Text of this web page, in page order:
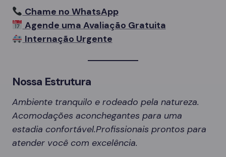
Chame no WhatsApp
Agende uma Avaliação Gratuita
Internação Urgente
Nossa Estrutura
Ambiente tranquilo e rodeado pela natureza.
Acomodações aconchegantes para uma
estadia confortável.Profissionais prontos para
atender você com excelência.